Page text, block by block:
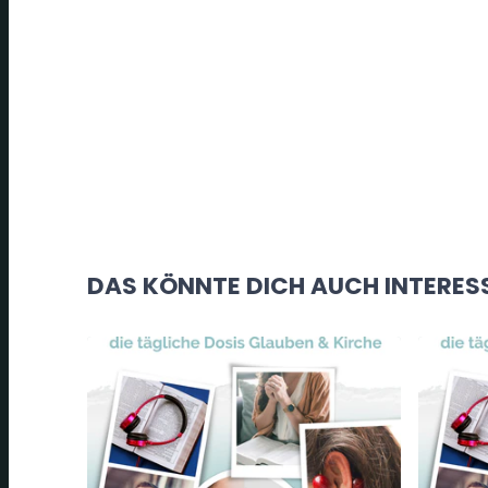
DAS KÖNNTE DICH AUCH